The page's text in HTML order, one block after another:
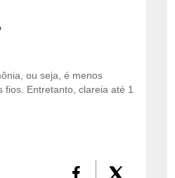
ou seja, é menos
fios. Entretanto, clareia até 1